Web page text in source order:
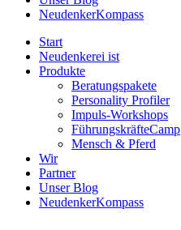
NeudenkerKompass
Start
Neudenkerei ist
Produkte
Beratungspakete
Personality Profiler
Impuls-Workshops
FührungskräfteCamp
Mensch & Pferd
Wir
Partner
Unser Blog
NeudenkerKompass